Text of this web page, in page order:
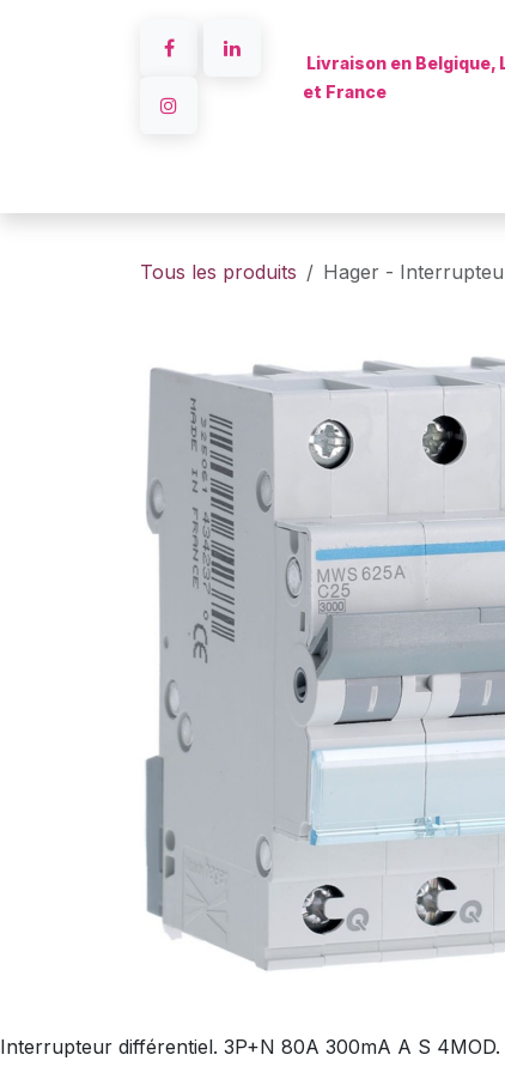
Livraison en Belgique,
et France
Tous les produits Hager -
Interrupteur différentiel. 3P+N 80A 300mA A S 4MOD.